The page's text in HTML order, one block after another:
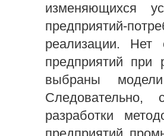
изменяющихся
предприятий-
реализации. Нет
предприятий при
выбраны
Следовательно,
разработки